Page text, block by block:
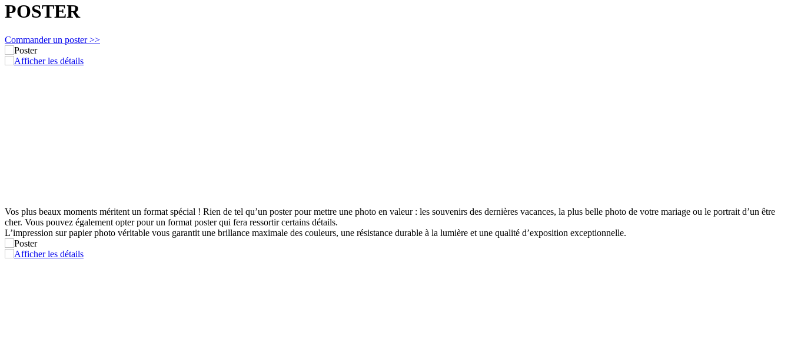
POSTER
Commander un poster >>
Vos plus beaux moments méritent un format spécial ! Rien de tel qu’un poster pour mettre une photo en valeur : les souvenirs des dernières vacances, la plus belle photo de votre mariage ou le portrait d’un être
cher. Vous pouvez également opter pour un format poster qui fera ressortir certains détails.
L’impression sur papier photo véritable vous garantit une brillance maximale des couleurs, une résistance durable à la lumière et une qualité d’exposition exceptionnelle.